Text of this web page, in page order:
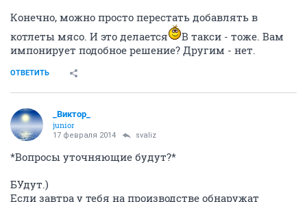
Конечно, можно просто перестать добавлять в
котлеты мясо. И это делается
В такси - тоже. Вам
импонирует подобное решение? Другим - нет.
ОТВЕТИТЬ
_Виктор_
juniоr
17 февраля 2014 svaliz
*Вопросы уточняющие будут?*
БУдут.)
Если завтра у тебя на производстве обнаружат